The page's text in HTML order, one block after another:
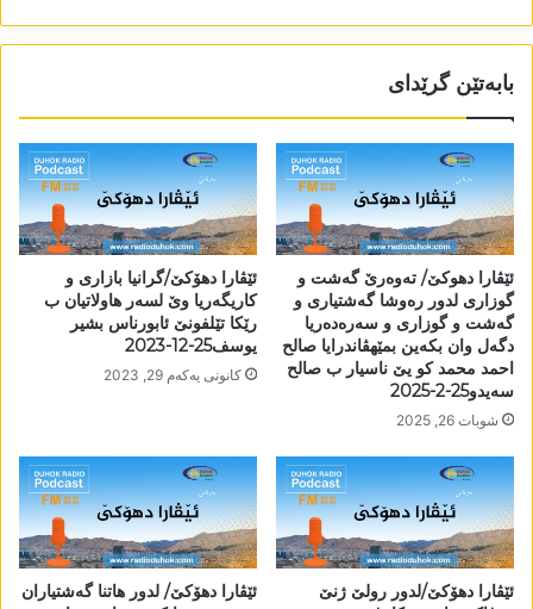
بابەتێن گرێدای
ئێڤارا دھوکێ/ تەوەرێ گەشت و
گوزاری لدور رەوشا گەشتیاری و
گەشت و گوزاری و سەرەدەریا
دگەل وان بکەین بمێھڤاندرایا صالح
احمد محمد کو یێ ناسیار ب صالح
سەیدو25-2-2025
شوبات 26, 2025
ئێڤارا دھۆکێ/گرانیا بازاری و
کاریگەریا وێ لسەر ھاولاتیان ب
رێکا تێلفونێ ئابورناس بشیر
یوسف25-12-2023
كانونی یه‌كه‌م 29, 2023
ئێڤارا دھۆکێ/لدور رولێ ژنێ
ئێڤارا دھۆکێ/ لدور ھاتنا گەشتیاران